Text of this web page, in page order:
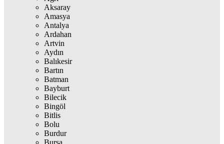
Aksaray
Amasya
Antalya
Ardahan
Artvin
Aydın
Balıkesir
Bartın
Batman
Bayburt
Bilecik
Bingöl
Bitlis
Bolu
Burdur
Bursa